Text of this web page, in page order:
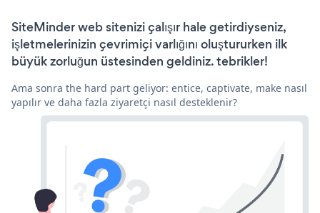
SiteMinder web sitenizi çalışır hale getirdiyseniz,
işletmelerinizin çevrimiçi varlığını oluştururken ilk
büyük zorluğun üstesinden geldiniz. tebrikler!
Ama sonra the hard part geliyor: entice, captivate, make nasıl
yapılır ve daha fazla ziyaretçi nasıl desteklenir?